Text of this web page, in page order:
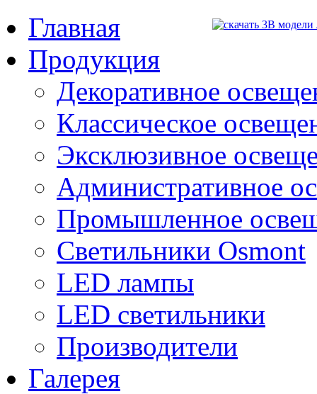
Главная
Продукция
Декоративное
Классическое
Эксклюзивное
Административное
Промышленное
Светильники Osmont
LED лампы
LED светильники
Производители
Галерея